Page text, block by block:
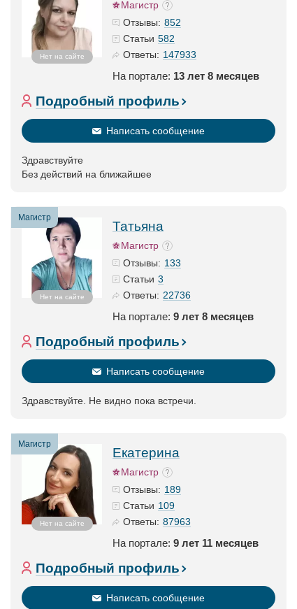
Нет на сайте
Магистр
Отзывы: 852
Статьи 582
Ответы: 147933
На портале: 13 лет 8 месяцев
Подробный профиль
Написать сообщение
Здравствуйте
Без действий на ближайшее
Магистр
Нет на сайте
Татьяна
Магистр
Отзывы: 133
Статьи 3
Ответы: 22736
На портале: 9 лет 8 месяцев
Подробный профиль
Написать сообщение
Здравствуйте. Не видно пока встречи.
Магистр
Нет на сайте
Екатерина
Магистр
Отзывы: 189
Статьи 109
Ответы: 87963
На портале: 9 лет 11 месяцев
Подробный профиль
Написать сообщение